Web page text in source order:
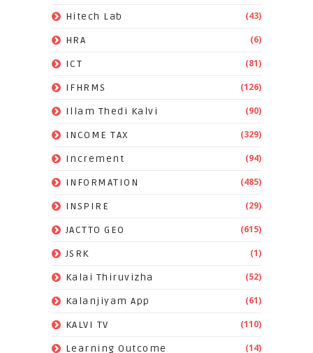
Hitech Lab (43)
HRA (6)
ICT (81)
IFHRMS (126)
Illam Thedi Kalvi (90)
INCOME TAX (329)
Increment (94)
INFORMATION (485)
INSPIRE (29)
JACTTO GEO (615)
JSRK (1)
Kalai Thiruvizha (52)
Kalanjiyam App (61)
KALVI TV (110)
Learning Outcome (14)